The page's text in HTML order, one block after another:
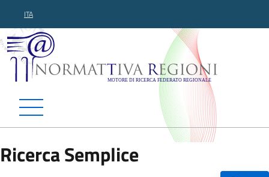
ITA
Normattiva Regioni -
Ricerca Semplice